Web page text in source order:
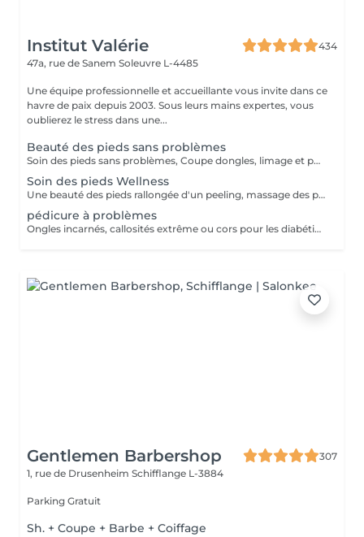
Institut Valérie
434
47a, rue de Sanem Soleuvre L-4485
Une équipe professionnelle et accueillante vous invite dans ce
havre de paix depuis 2003. Sous leurs mains expertes, vous
oublierez le stress dans une...
Beauté des pieds sans problèmes
Soin des pieds sans problèmes, Coupe dongles, limage et polissage des ongles, cuticules, peaux cornés
Soin des pieds Wellness
Une beauté des pieds rallongée d'un peeling, massage des pieds et masque très nourrissant Recommandé à toutes les personnes pour une sensation de légèreté des pieds
pédicure à problèmes
Ongles incarnés, callosités extrême ou cors pour les diabétiques nous conseillons d'aller chez un(e) podologue!
Gentlemen Barbershop
307
1, rue de Drusenheim Schifflange L-3884
Parking Gratuit
Sh. + Coupe + Barbe + Coiffage